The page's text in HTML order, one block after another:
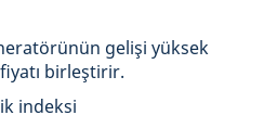
gelişi yüksek
birleştirir.
indeksi